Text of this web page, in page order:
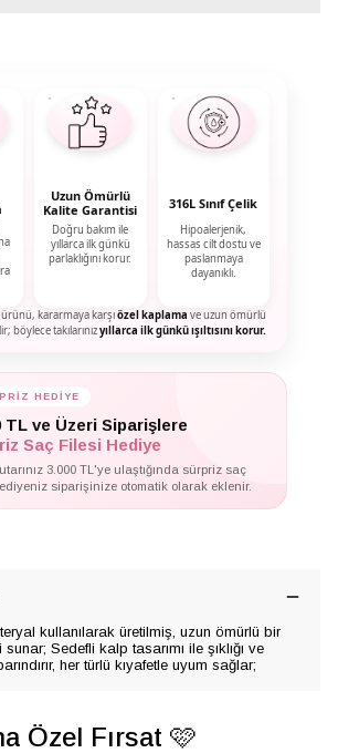
Uzun Ömürlü
Kalite Garantisi
Doğru bakım ile
yıllarca ilk günkü
parlaklığını korur.
316L Sınıf Çelik
Hipoalerjenik,
hassas cilt dostu ve
paslanmaya
dayanıklı.
kararmaya karşıözel kaplama ve uzun ömürlü
böylece takılarınızyıllarca ilk günkü ışıltısını korur.
HEDİYE
TL ve Üzeri Siparişlere
Saç Filesi Hediye
3.000 TL'ye ulaştığında sürpriz saç
siparişinize otomatik olarak eklenir.
kullanılarak üretilmiş, uzun ömürlü bir
Sedefli kalp tasarımı ile şıklığı ve
her türlü kıyafetle uyum sağlar;
Özel Fırsat 🩷